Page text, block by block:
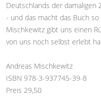
Deutschlands der damaligen
- und das macht das Buch
Mischkewitz gibt uns einen
von uns noch selbst erlebt
Andreas Mischkewitz
ISBN 978-3-937745-39-8
Preis 29,50